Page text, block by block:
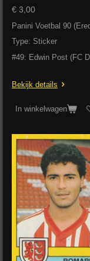
€ 3,00
Panini Voetbal 90
Type: Sticker
#49: Edwin Post (FC
Bekijk details
In winkelwagen